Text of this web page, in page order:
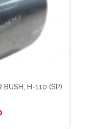
H-110 (SP)